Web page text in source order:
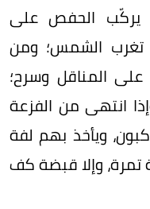
يركّب الحفص على
تغرب الشمس؛ ومن
المناقل وسرح؛
انتهى من الفزعة
ويأخذ بهم لفة
تمرة، وإلا قبضة كف